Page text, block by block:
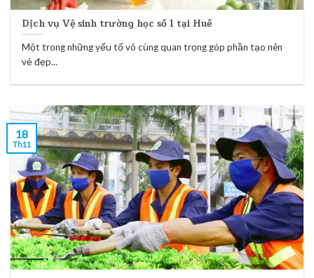
Dịch vụ Vệ sinh trường học số 1 tại Huế
Một trong những yếu tố vô cùng quan trọng góp phần tạo nên
vẻ đẹp...
18
Th11